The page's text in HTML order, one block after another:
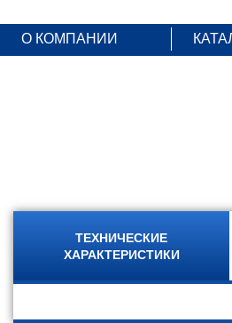
О КОМПАНИИ
ТЕХНИЧЕСКИЕ
ХАРАКТЕРИСТИКИ